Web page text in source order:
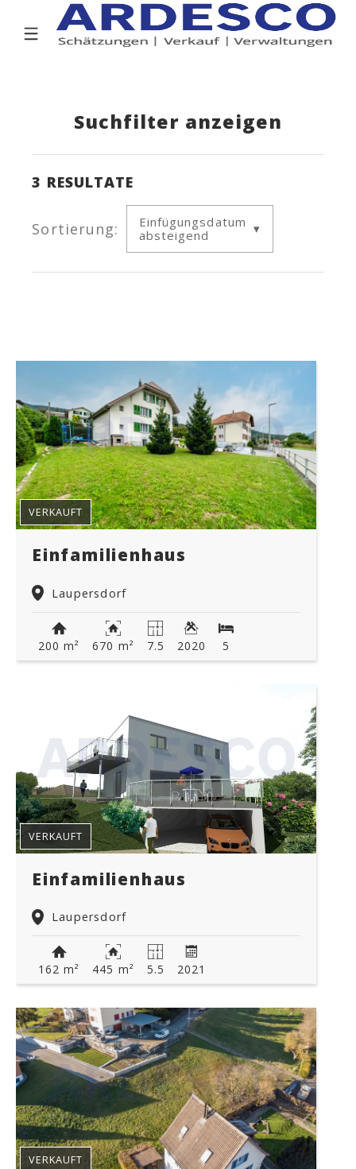
Suchfilter anzeigen
3 RESULTATE
Sortierung:
Einfügungsdatum
absteigend
Einfamilienhaus
Laupersdorf
VERKAUFT
200 m² 670 m² 7.5 2020 5
Einfamilienhaus
Laupersdorf
VERKAUFT
162 m² 445 m² 5.5 2021
VERKAUFT